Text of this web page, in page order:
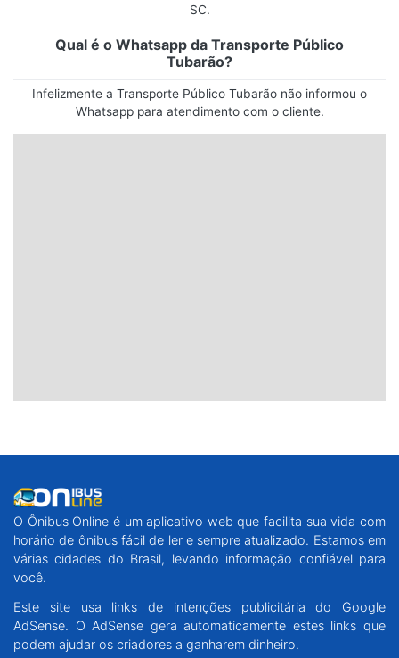
SC.
Qual é o Whatsapp da Transporte Público
Tubarão?
Infelizmente a Transporte Público Tubarão não informou o
Whatsapp para atendimento com o cliente.
O Ônibus Online é um aplicativo web que facilita sua vida com
horário de ônibus fácil de ler e sempre atualizado. Estamos em
várias cidades do Brasil, levando informação confiável para
você.
Este site usa links de intenções publicitária do Google
AdSense. O AdSense gera automaticamente estes links que
podem ajudar os criadores a ganharem dinheiro.